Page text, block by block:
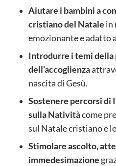
Aiutare i bambini a
cristiano del Natale in
emozionante e adatto
Introdurre i temi della
dell’accoglienza
nascita di Gesù.
Sostenere percorsi di
sulla Nativitàcome
sul Natale cristiano e
Stimolare ascolto,
immedesimazione